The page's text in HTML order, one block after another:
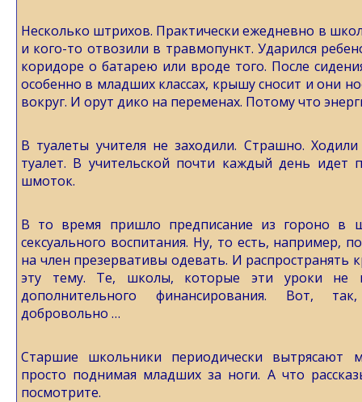
Несколько штрихов. Практически ежедневно в
и кого-то отвозили в травмопункт. Ударился
коридоре о батарею или вроде того. После
особенно в младших классах, крышу сносит и они
вокруг. И орут дико на переменах. Потому что
В туалеты учителя не заходили. Страшно.
туалет. В учительской почти каждый день идет
шмоток.
В то время пришло предписание из гороно в
сексуального воспитания. Ну, то есть, например,
на член презервативы одевать. И распространять
эту тему. Те, школы, которые эти уроки не
дополнительного финансирования. Вот,
добровольно …
Старшие школьники периодически вытрясают
просто поднимая младших за ноги. А что
посмотрите.